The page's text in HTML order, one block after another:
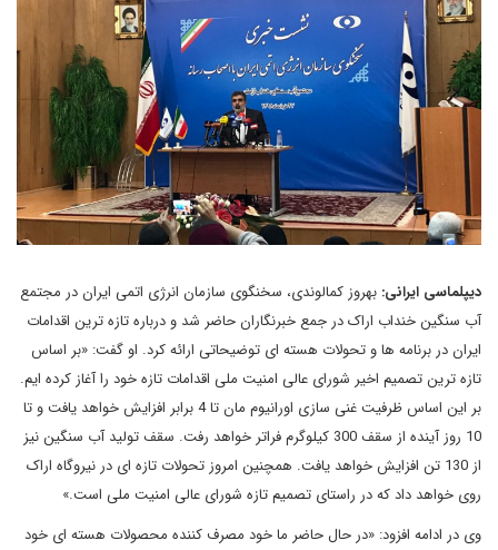
دیپلماسی ایرانی: بهروز کمالوندی، سخنگوی سازمان انرژی اتمی ایران در مجتمع
آب سنگین خنداب اراک در جمع خبرنگاران حاضر شد و درباره تازه ترین اقدامات
ایران در برنامه ها و تحولات هسته ای توضیحاتی ارائه کرد. او گفت: «بر اساس
تازه ترین تصمیم اخیر شورای عالی امنیت ملی اقدامات تازه خود را آغاز کرده ایم.
بر این اساس ظرفیت غنی سازی اورانیوم مان تا 4 برابر افزایش خواهد یافت و تا
10 روز آینده از سقف 300 کیلوگرم فراتر خواهد رفت. سقف تولید آب سنگین نیز
از 130 تن افزایش خواهد یافت. همچنین امروز تحولات تازه ای در نیروگاه اراک
روی خواهد داد که در راستای تصمیم تازه شورای عالی امنیت ملی است.»
وی در ادامه افزود: «در حال حاضر ما خود مصرف کننده محصولات هسته ای خود